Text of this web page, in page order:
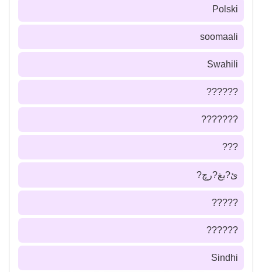
Polski
soomaali
Swahili
??????
???????
???
ئ?يغ?رچ?
?????
??????
Sindhi